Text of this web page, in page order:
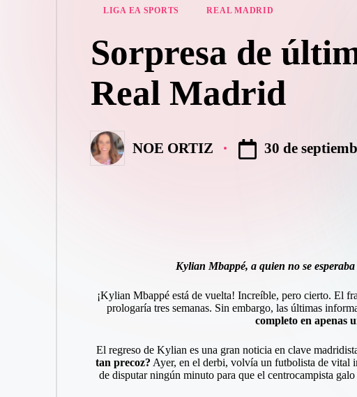
Publicado
LIGA EA SPORTS REAL MADRID
Sorpresa de
Real Madrid
PublicadoNOE ORTIZ 30 de
Kylian Mbappé, a quien no se
¡Kylian Mbappé está de vuelta! Increíble, pero cierto. El
prologaría tres semanas. Sin embargo, las últimas
completo en apenas
El regreso de Kylian es una gran noticia en clave
tan precoz? Ayer, en el derbi, volvía un futbolista de vital
de disputar ningún minuto para que el centrocampista